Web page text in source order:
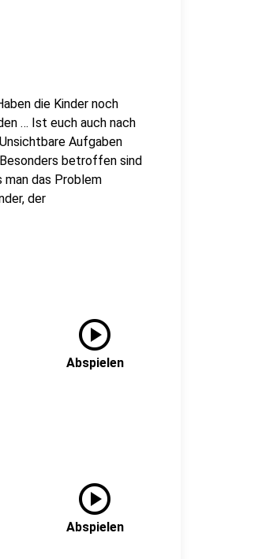
die Kinder noch
… Ist euch auch nach
Aufgaben
betroffen sind
man das Problem
der
play_circle
Abspielen
play_circle
Abspielen